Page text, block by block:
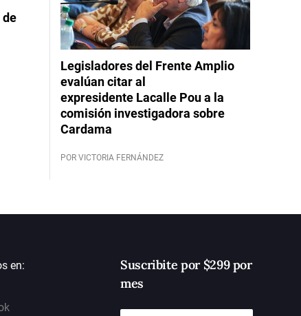
de
Legisladores del Frente Amplio
evalúan citar al
expresidente Lacalle Pou a la
comisión investigadora sobre
Cardama
POR VICTORIA FERNÁNDEZ
en:
Suscribite por $299 por
mes